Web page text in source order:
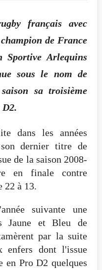
français avec
de France
Sportive Arlequins
sous le nom de
sa troisième
D2.
dans les années
dernier titre de
de la saison 2008-
en finale contre
22 à 13.
suivante une
Jaune et Bleu de
par la suite
enfers dont l'issue
en Pro D2 quelques